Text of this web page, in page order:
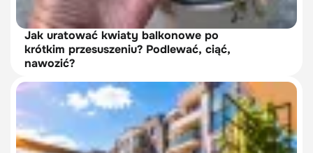
Jak uratować kwiaty balkonowe po
krótkim przesuszeniu? Podlewać, ciąć,
nawozić?